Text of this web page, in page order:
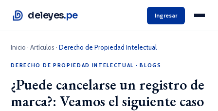
deleyes.pe Ingresar
Inicio ·Artículos ·Derecho de Propiedad Intelectual
DERECHO DE PROPIEDAD INTELECTUAL ·BLOGS
¿Puede cancelarse un registro de
marca?: Veamos el siguiente caso